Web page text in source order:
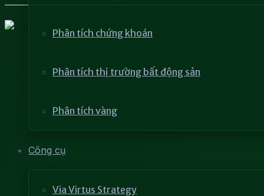
Phân tích chứng khoán
Phân tích thị trường bất động sản
Phân tích vàng
Công cụ
Via Virtus Strategy